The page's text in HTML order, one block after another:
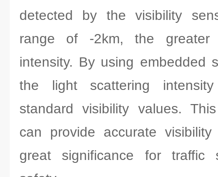
detected by the visibility
range of -2km, the greater
intensity. By using embedded
the light scattering
standard visibility values.
can provide accurate
great significance for traffic